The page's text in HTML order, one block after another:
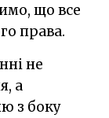
що все
права.
не
а
з боку